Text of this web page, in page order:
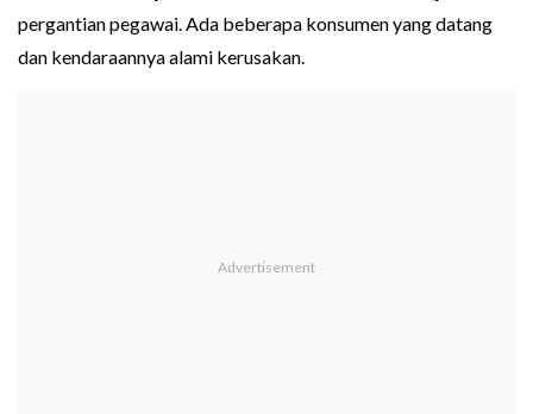
pergantian pegawai. Ada beberapa konsumen yang datang
dan kendaraannya alami kerusakan.